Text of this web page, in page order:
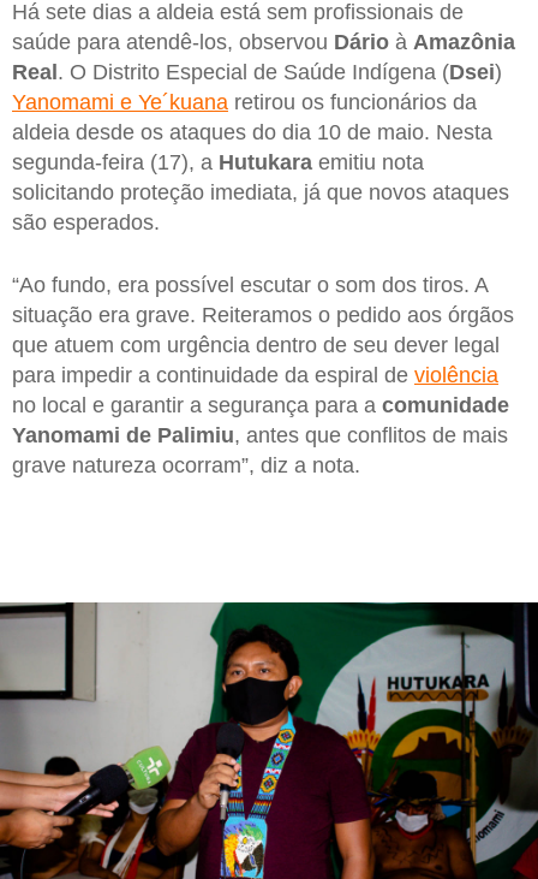
Há sete dias a aldeia está sem profissionais de
saúde para atendê-los, observou Dário à Amazônia
Real. O Distrito Especial de Saúde Indígena (Dsei)
Yanomami e Ye´kuana retirou os funcionários da
aldeia desde os ataques do dia 10 de maio. Nesta
segunda-feira (17), a Hutukara emitiu nota
solicitando proteção imediata, já que novos ataques
são esperados.
“Ao fundo, era possível escutar o som dos tiros. A
situação era grave. Reiteramos o pedido aos órgãos
que atuem com urgência dentro de seu dever legal
para impedir a continuidade da espiral de violência
no local e garantir a segurança para a comunidade
Yanomami de Palimiu, antes que conflitos de mais
grave natureza ocorram”, diz a nota.